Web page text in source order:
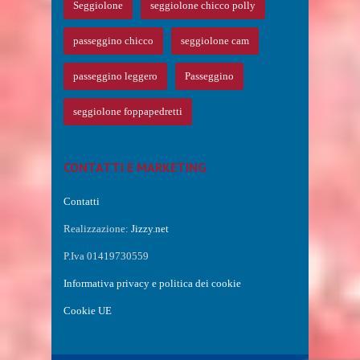
Seggiolone seggiolone chicco polly
passeggino chicco seggiolone cam
passeggino leggero Passeggino
seggiolone foppapedretti
CONTATTI E MARKETING
Contatti
Realizzazione: Jizzy.net
P.Iva 01419730559
Informativa privacy e politica dei cookie
Cookie UE